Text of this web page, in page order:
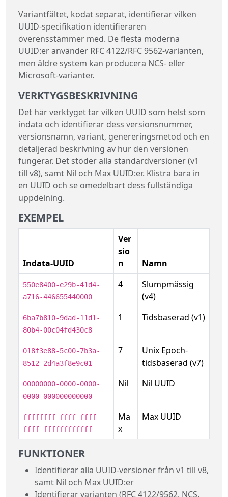
Variantfältet, kodat separat, identifierar vilken
UUID-specifikation identifieraren
överensstämmer med. De flesta moderna
UUID:er använder RFC 4122/RFC 9562-varianten,
men äldre system kan producera NCS- eller
Microsoft-varianter.
VERKTYGSBESKRIVNING
Det här verktyget tar vilken UUID som helst som
indata och identifierar dess versionsnummer,
versionsnamn, variant, genereringsmetod och en
detaljerad beskrivning av hur den versionen
fungerar. Det stöder alla standardversioner (v1
till v8), samt Nil och Max UUID:er. Klistra bara in
en UUID och se omedelbart dess fullständiga
uppdelning.
EXEMPEL
Indata-UUID
Ver
sio
n
Namn
550e8400-e29b-41d4-
a716-446655440000
4
Slumpmässig
(v4)
6ba7b810-9dad-11d1-
80b4-00c04fd430c8
1 Tidsbaserad (v1)
018f3e88-5c00-7b3a-
8512-2d4a3f8e9c01
7
Unix Epoch-
tidsbaserad (v7)
00000000-0000-0000-
0000-000000000000
Nil Nil UUID
ffffffff-ffff-ffff-
ffff-ffffffffffff
Ma
x
Max UUID
FUNKTIONER
Identifierar alla UUID-versioner från v1 till v8,
samt Nil och Max UUID:er
Identifierar varianten (RFC 4122/9562, NCS,